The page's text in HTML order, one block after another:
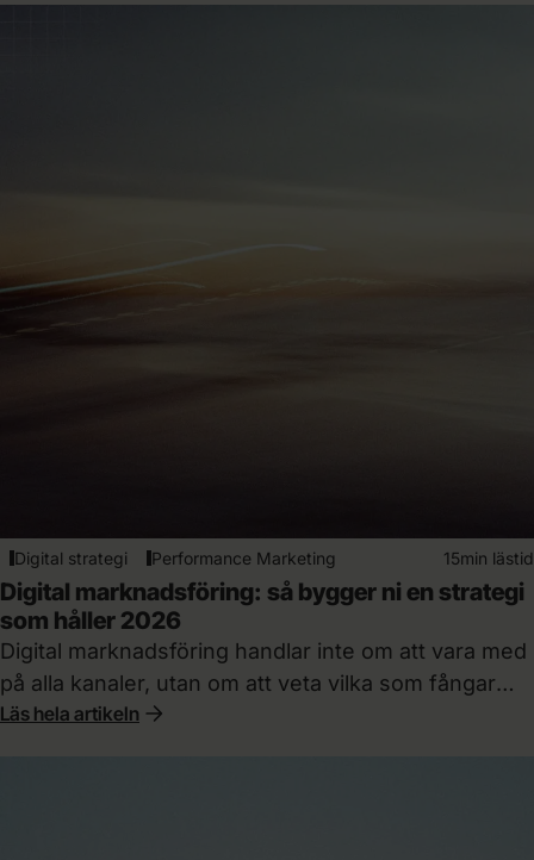
Digital strategi Performance Marketing 15min lästid
Digital marknadsföring: så bygger ni en strategi
som håller 2026
Digital marknadsföring handlar inte om att vara med
på alla kanaler, utan om att veta vilka som fångar
efterfrågan nu och vilka som bygger den ni lever på
Läs hela artikeln